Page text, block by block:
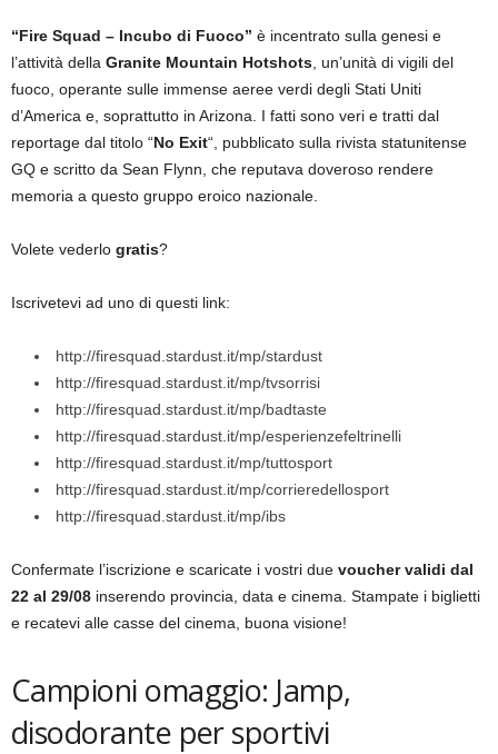
“Fire Squad – Incubo di Fuoco” è incentrato sulla genesi e
l’attività della Granite Mountain Hotshots , un’unità di vigili del
fuoco, operante sulle immense aeree verdi degli Stati Uniti
d’America e, soprattutto in Arizona. I fatti sono veri e tratti dal
reportage dal titolo “No Exit“, pubblicato sulla rivista statunitense
GQ e scritto da Sean Flynn, che reputava doveroso rendere
memoria a questo gruppo eroico nazionale.
Volete vederlo gratis?
Iscrivetevi ad uno di questi link:
http://firesquad.stardust.it/mp/stardust
http://firesquad.stardust.it/mp/tvsorrisi
http://firesquad.stardust.it/mp/badtaste
http://firesquad.stardust.it/mp/esperienzefeltrinelli
http://firesquad.stardust.it/mp/tuttosport
http://firesquad.stardust.it/mp/corrieredellosport
http://firesquad.stardust.it/mp/ibs
Confermate l’iscrizione e scaricate i vostri due voucher validi dal
22 al 29/08 inserendo provincia, data e cinema. Stampate i biglietti
e recatevi alle casse del cinema, buona visione!
Campioni omaggio: Jamp,
disodorante per sportivi